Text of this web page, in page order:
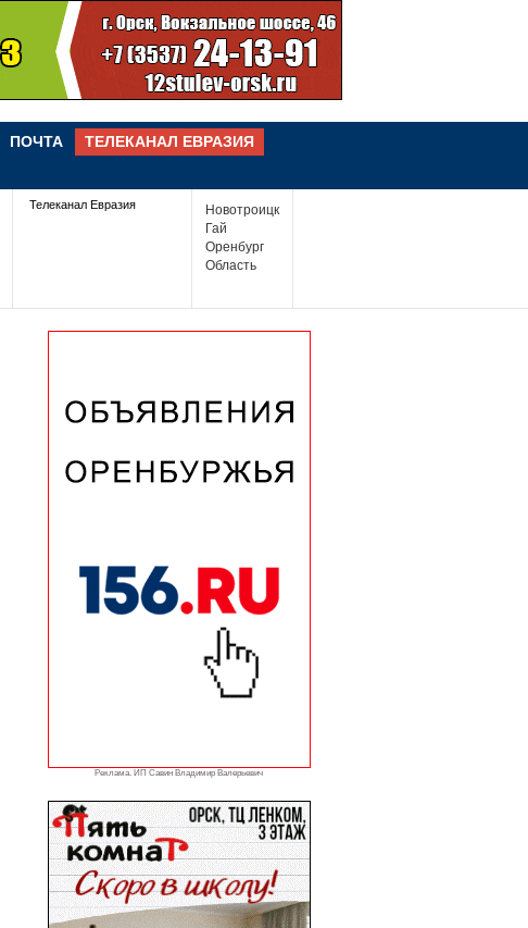
ПОЧТА ТЕЛЕКАНАЛ ЕВРАЗИЯ
Телеканал Евразия
Новотроицк
Гай
Оренбург
Область
Реклама. ИП Савин Владимир Валерьевич